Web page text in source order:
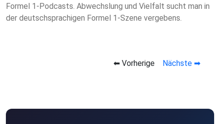
Formel 1-Podcasts. Abwechslung und Vielfalt sucht man in
der deutschsprachigen Formel 1-Szene vergebens.
⬅ Vorherige Nächste ➡